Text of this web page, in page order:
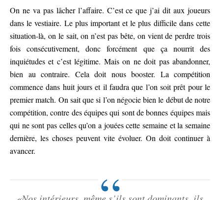
On ne va pas lâcher l’affaire. C’est ce que j’ai dit aux joueurs
dans le vestiaire. Le plus important et le plus difficile dans cette
situation-là, on le sait, on n’est pas bête, on vient de perdre trois
fois consécutivement, donc forcément que ça nourrit des
inquiétudes et c’est légitime. Mais on ne doit pas abandonner,
bien au contraire. Cela doit nous booster. La compétition
commence dans huit jours et il faudra que l’on soit prêt pour le
premier match. On sait que si l’on négocie bien le début de notre
compétition, contre des équipes qui sont de bonnes équipes mais
qui ne sont pas celles qu’on a jouées cette semaine et la semaine
dernière, les choses peuvent vite évoluer. On doit continuer à
avancer.